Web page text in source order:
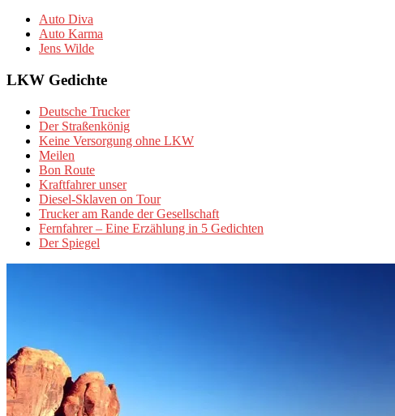
Auto Diva
Auto Karma
Jens Wilde
LKW Gedichte
Deutsche Trucker
Der Straßenkönig
Keine Versorgung ohne LKW
Meilen
Bon Route
Kraftfahrer unser
Diesel-Sklaven on Tour
Trucker am Rande der Gesellschaft
Fernfahrer – Eine Erzählung in 5 Gedichten
Der Spiegel